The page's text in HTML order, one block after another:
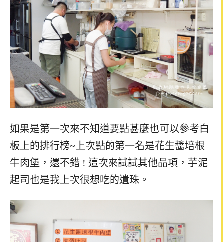
如果是第一次來不知道要點甚麼也可以參考白
板上的排行榜~上次點的第一名是花生醬培根
牛肉堡，還不錯 ! 這次來試試其他品項，芋泥
起司也是我上次很想吃的遺珠。